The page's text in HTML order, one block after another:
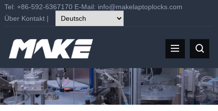
Tel: +86-592-6367170 E-Mail: info@makelaptoplocks.com
Über Kontakt|